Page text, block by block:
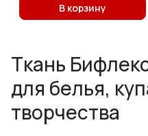
В корзину
Ткань
для белья,
творчества